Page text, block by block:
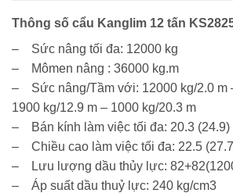
Thông số cẩu Kanglim 12 tấn
– Sức nâng tối đa: 12000 kg
– Mômen nâng : 36000 kg.m
– Sức nâng/Tầm với: 12000 kg/2.0 m
1900 kg/12.9 m – 1000 kg/20.3 m
– Bán kính làm việc tối đa: 20.3 (24.9)
– Chiều cao làm việc tối đa: 22.5
– Lưu lượng dầu thủy lực:
– Áp suất dầu thuỷ lực: 240 kg/cm3